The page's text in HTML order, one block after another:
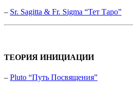
– Sr. Sagitta & Fr. Sigma “Тет Таро”
ТЕОРИЯ ИНИЦИАЦИИ
– Pluto “Путь Посвящения”